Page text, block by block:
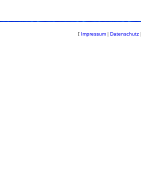
[ Impressum | Datenschutz